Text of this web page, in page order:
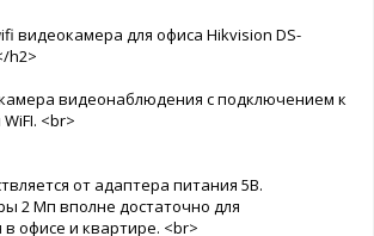
видеокамера для офиса Hikvision DS-
h2>
видеонаблюдения c подключением к
<br>
от адаптера питания 5В.
2 Мп вполне достаточно для
офисе и квартире. <br>